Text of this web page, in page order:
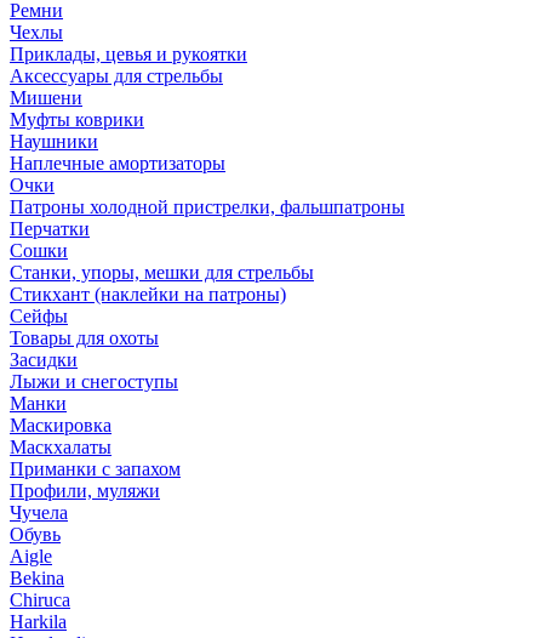
Ремни
Чехлы
Приклады, цевья и рукоятки
Аксессуары для стрельбы
Мишени
Муфты коврики
Наушники
Наплечные амортизаторы
Очки
Патроны холодной пристрелки, фальшпатроны
Перчатки
Сошки
Станки, упоры, мешки для стрельбы
Стикхант (наклейки на патроны)
Сейфы
Товары для охоты
Засидки
Лыжи и снегоступы
Манки
Маскировка
Маскхалаты
Приманки с запахом
Профили, муляжи
Чучела
Обувь
Aigle
Bekina
Chiruсa
Harkila